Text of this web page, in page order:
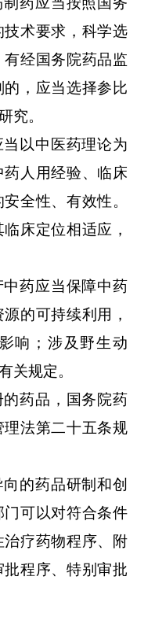
术要求，科学选
经国务院药品监
，应当选择参比
究。
以中医药理论为
人用经验、临床
全性、有效性。
床定位相适应，
药应当保障中药
的可持续利用，
响；涉及野生动
关规定。
药品，国务院药
法第二十五条规
的药品研制和创
可以对符合条件
疗药物程序、附
程序、特别审批